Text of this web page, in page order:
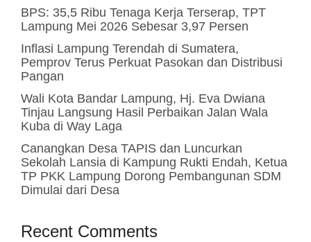
BPS: 35,5 Ribu Tenaga Kerja Terserap, TPT
Lampung Mei 2026 Sebesar 3,97 Persen
Inflasi Lampung Terendah di Sumatera,
Pemprov Terus Perkuat Pasokan dan Distribusi
Pangan
Wali Kota Bandar Lampung, Hj. Eva Dwiana
Tinjau Langsung Hasil Perbaikan Jalan Wala
Kuba di Way Laga
Canangkan Desa TAPIS dan Luncurkan
Sekolah Lansia di Kampung Rukti Endah, Ketua
TP PKK Lampung Dorong Pembangunan SDM
Dimulai dari Desa
Recent Comments